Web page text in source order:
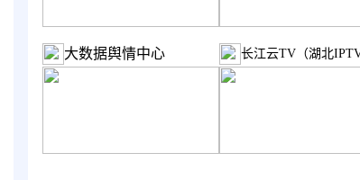
大数据舆情中心 长江云TV（湖北